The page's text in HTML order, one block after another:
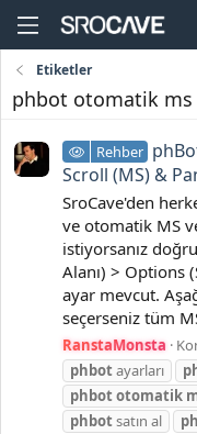
Etiketler
phbot otomatik ms
Rehber
Scroll (MS) &
SroCave'den
ve otomatik MS
istiyorsanız
Alanı) > Options
ayar mevcut.
seçerseniz tüm
RanstaMonsta
phbotayarları
phbototomatik
phbotsatın al